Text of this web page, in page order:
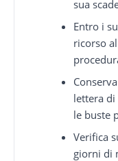
sua
Entro i
ricorso
lettera
le buste
Verifica
giorni di